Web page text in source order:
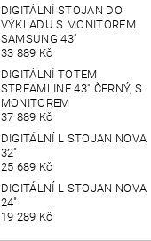
DIGITÁLNÍ STOJAN DO
VÝKLADU S MONITOREM
SAMSUNG 43"
33 889 Kč
DIGITÁLNÍ TOTEM
STREAMLINE 43" ČERNÝ, S
MONITOREM
37 889 Kč
DIGITÁLNÍ L STOJAN NOVA
32"
25 689 Kč
DIGITÁLNÍ L STOJAN NOVA
24"
19 289 Kč